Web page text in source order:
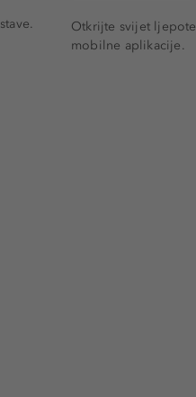
Otkrijte svijet
mobilne aplikacije.